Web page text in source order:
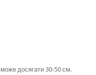
досягати 30-50 см.